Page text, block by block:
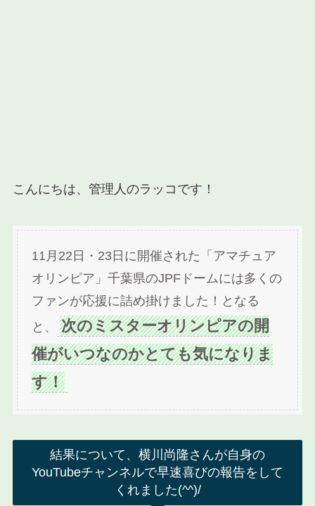
こんにちは、管理人のラッコです！
11月22日・23日に開催された「アマチュア
オリンピア」千葉県のJPFドームには多くの
ファンが応援に詰め掛けました！となる
と、
次のミスターオリンピアの開
催がいつなのかとても気になりま
す！
結果について、横川尚隆さんが自身の
YouTubeチャンネルで早速喜びの報告をして
くれました(^^)/